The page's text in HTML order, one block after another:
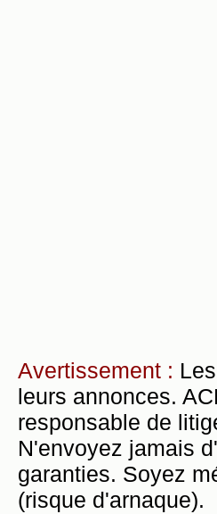
Avertissement :
leurs annonces.
responsable de
N'envoyez jamais
garanties. Soyez
(risque d'arnaque).